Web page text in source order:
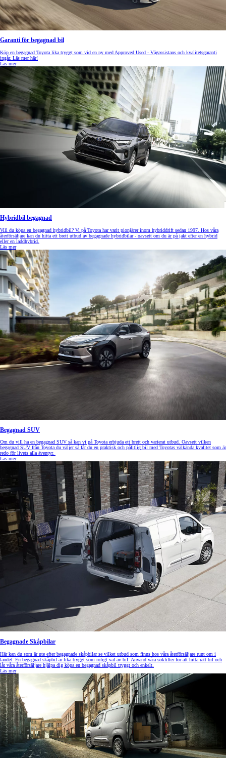
Garanti för begagnad bil
Köp en begagnad Toyota lika tryggt som vid en ny med Approved Used - Vägassistans och kvalitetsgaranti
ingår. Läs mer här!
Läs mer
Hybridbil begagnad
Vill du köpa en begagnad hybridbil? Vi på Toyota har varit pionjärer inom hybriddrift sedan 1997. Hos våra
återförsäljare kan du hitta ett brett utbud av begagnade hybridbilar - oavsett om du är på jakt efter en hybrid
eller en laddhybrid.
Läs mer
Begagnad SUV
Om du vill ha en begagnad SUV så kan vi på Toyota erbjuda ett brett och varierat utbud. Oavsett vilken
begagnad SUV från Toyota du väljer så får du en praktisk och pålitlig bil med Toyotas välkända kvalitet som är
redo för livets alla äventyr.
Läs mer
Begagnade Skåpbilar
Här kan du som är ute efter begagnade skåpbilar se vilket utbud som finns hos våra återförsäljare runt om i
landet. En begagnad skåpbil är lika tryggt som roligt val av bil. Använd våra sökfilter för att hitta rätt bil och
låt våra återförsäljare hjälpa dig köpa en begagnad skåpbil tryggt och enkelt.
Läs mer